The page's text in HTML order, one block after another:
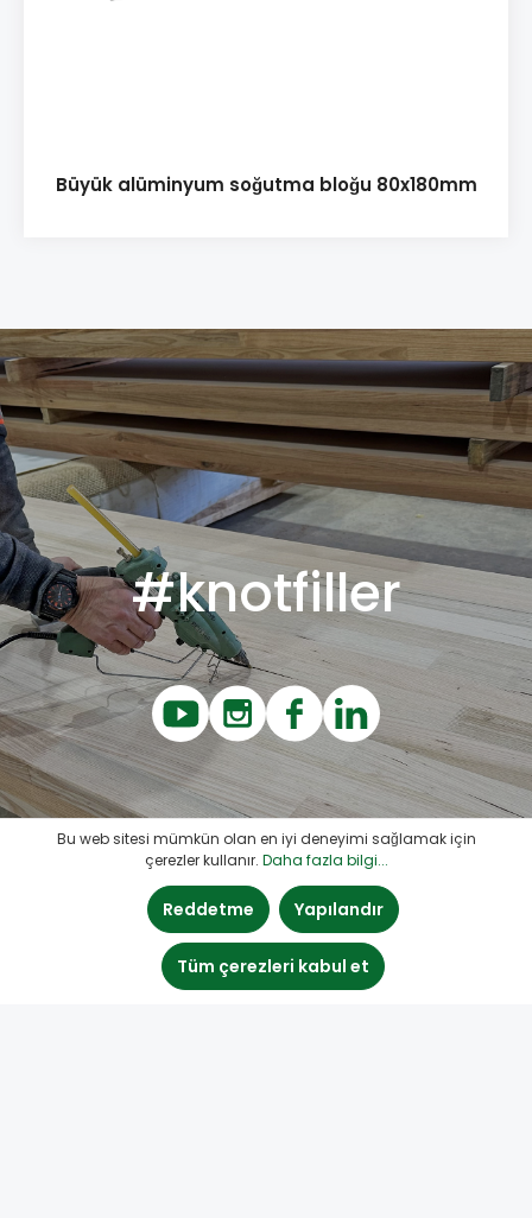
Büyük alüminyum soğutma bloğu 80x180mm
#knotfiller
Bu web sitesi mümkün olan en iyi deneyimi sağlamak için
çerezler kullanır. Daha fazla bilgi...
Reddetme Yapılandır
Tüm çerezleri kabul et